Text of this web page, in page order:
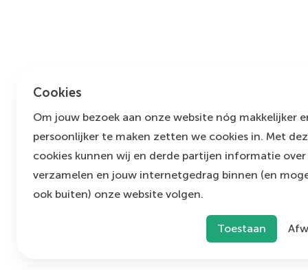
Cookies
Om jouw bezoek aan onze website nóg makkelijker
persoonlijker te maken zetten we cookies in. Met
cookies kunnen wij en derde partijen informatie over
verzamelen en jouw internetgedrag binnen (en
ook buiten) onze website volgen.
Toestaan